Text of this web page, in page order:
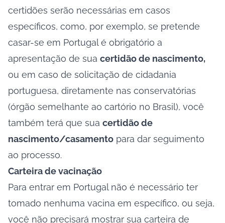
certidões serão necessárias em casos
específicos, como, por exemplo, se pretende
casar-se em Portugal é obrigatório a
apresentação de sua certidão de nascimento,
ou em caso de solicitação de cidadania
portuguesa, diretamente nas conservatórias
(órgão semelhante ao cartório no Brasil), você
também terá que sua certidão de
nascimento/casamento para dar seguimento
ao processo.
Carteira de vacinação
Para entrar em Portugal não é necessário ter
tomado nenhuma vacina em específico, ou seja,
você não precisará mostrar sua carteira de